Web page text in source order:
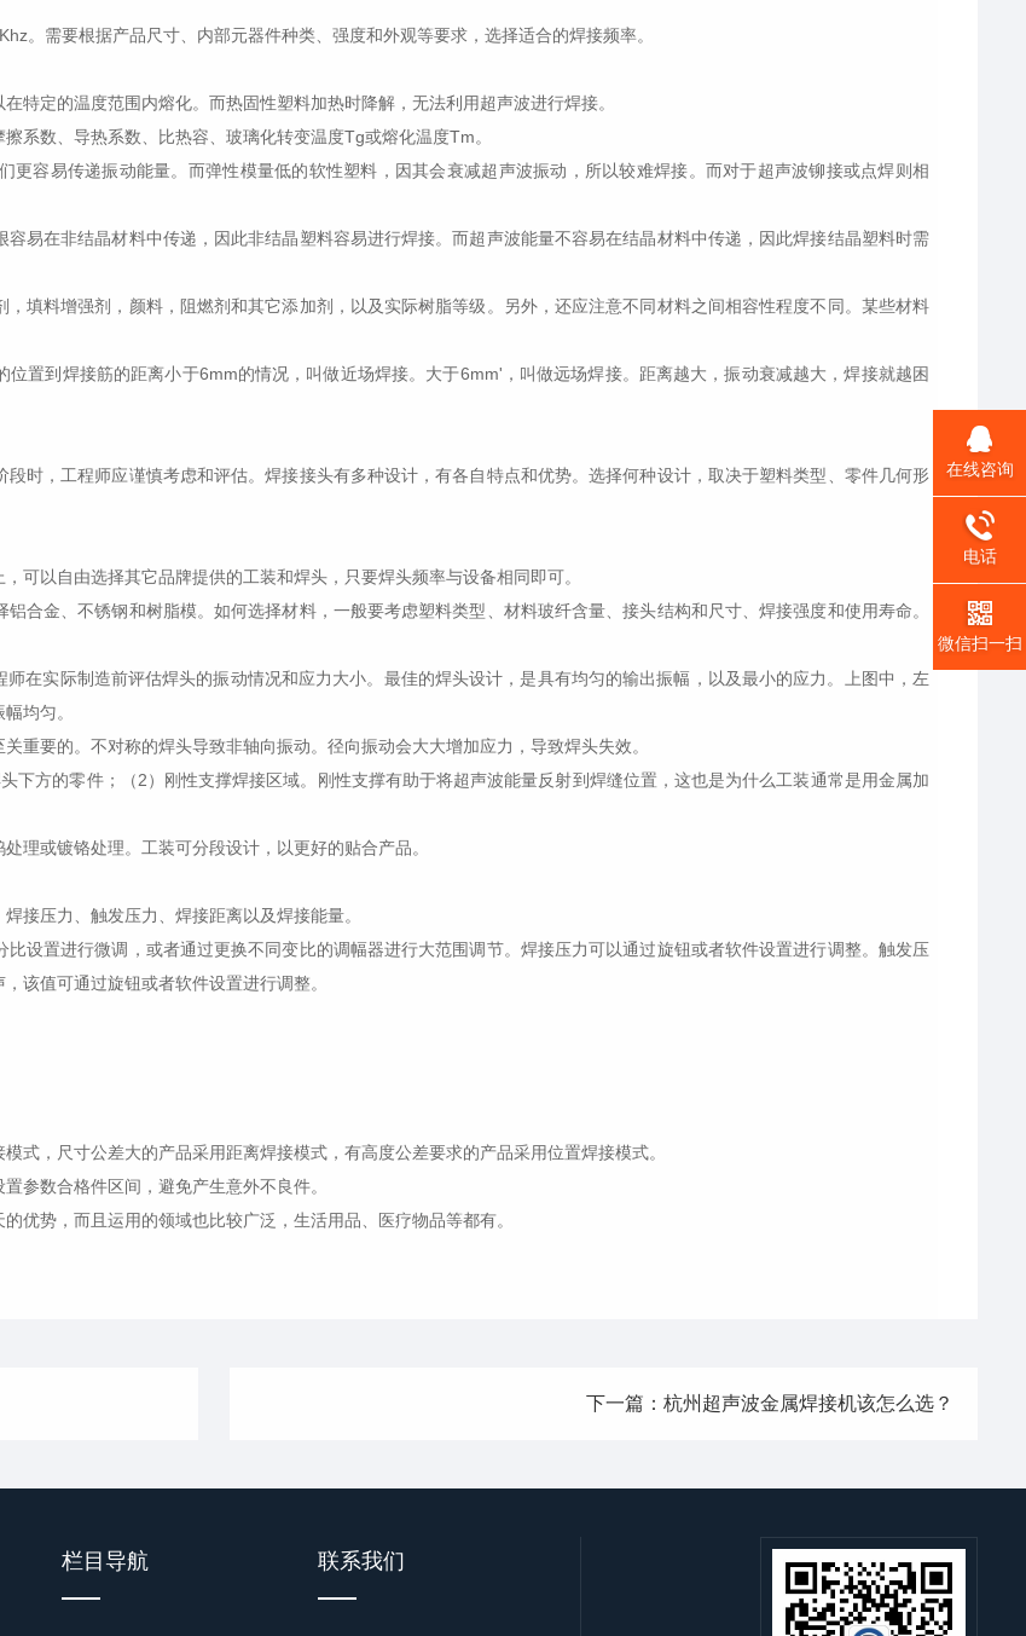
需要根据产品尺寸、内部元器件种类、强度和外观等要求，选择适合的焊接频率。
定的温度范围内熔化。而热固性塑料加热时降解，无法利用超声波进行焊接。
数、导热系数、比热容、玻璃化转变温度Tg或熔化温度Tm。
容易传递振动能量。而弹性模量低的软性塑料，因其会衰减超声波振动，所以较难焊接。而对于超声波铆接或点焊则相
在非结晶材料中传递，因此非结晶塑料容易进行焊接。而超声波能量不容易在结晶材料中传递，因此焊接结晶塑料时需
料增强剂，颜料，阻燃剂和其它添加剂，以及实际树脂等级。另外，还应注意不同材料之间相容性程度不同。某些材料
到焊接筋的距离小于6mm的情况，叫做近场焊接。大于6mm'，叫做远场焊接。距离越大，振动衰减越大，焊接就越困
，工程师应谨慎考虑和评估。焊接接头有多种设计，有各自特点和优势。选择何种设计，取决于塑料类型、零件几何形
以自由选择其它品牌提供的工装和焊头，只要焊头频率与设备相同即可。
金、不锈钢和树脂模。如何选择材料，一般要考虑塑料类型、材料玻纤含量、接头结构和尺寸、焊接强度和使用寿命。
实际制造前评估焊头的振动情况和应力大小。最佳的焊头设计，是具有均匀的输出振幅，以及最小的应力。上图中，左
均匀。
的。不对称的焊头导致非轴向振动。径向振动会大大增加应力，导致焊头失效。
方的零件；（2）刚性支撑焊接区域。刚性支撑有助于将超声波能量反射到焊缝位置，这也是为什么工装通常是用金属加
或镀铬处理。工装可分段设计，以更好的贴合产品。
压力、触发压力、焊接距离以及焊接能量。
置进行微调，或者通过更换不同变比的调幅器进行大范围调节。焊接压力可以通过旋钮或者软件设置进行调整。触发压
该值可通过旋钮或者软件设置进行调整。
，尺寸公差大的产品采用距离焊接模式，有高度公差要求的产品采用位置焊接模式。
数合格件区间，避免产生意外不良件。
势，而且运用的领域也比较广泛，生活用品、医疗物品等都有。
下一篇：杭州超声波金属焊接机该怎么选？
栏目导航 联系我们
在线咨询
电话
微信扫一扫